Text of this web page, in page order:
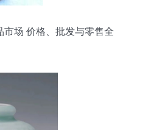
场 价格、批发与零售全